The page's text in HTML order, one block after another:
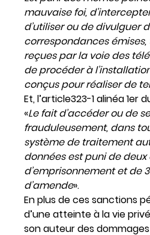
mauvaise foi,
d’utiliser ou de divulguer
correspondances émises,
reçues par la voie des
de procéder à
conçus pour réaliser de
Et, l’article323-1 alinéa 1er
«Le fait d’accéder ou de
frauduleusement, dans
système de traitement
données est puni de deux
d’emprisonnement et de
d’amende».
En plus de ces sanctions
d’une atteinte à la vie
son auteur des